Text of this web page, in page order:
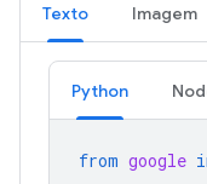
Texto Imagem
Python
from google